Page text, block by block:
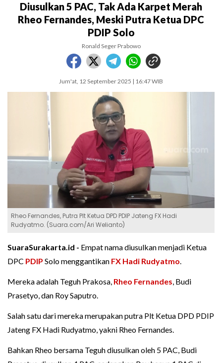
Diusulkan 5 PAC, Tak Ada Karpet Merah
Rheo Fernandes, Meski Putra Ketua DPC
PDIP Solo
Ronald Seger Prabowo
Jum'at, 12 September 2025 | 16:47 WIB
Rheo Fernandes, Putra Plt Ketua DPD PDIP Jateng FX Hadi
Rudyatmo. (Suara.com/Ari Welianto)
SuaraSurakarta.id - Empat nama diusulkan menjadi Ketua
DPC PDIP Solo menggantikan FX Hadi Rudyatmo.
Mereka adalah Teguh Prakosa, Rheo Fernandes, Budi
Prasetyo, dan Roy Saputro.
Salah satu dari mereka merupakan putra Plt Ketua DPD PDIP
Jateng FX Hadi Rudyatmo, yakni Rheo Fernandes.
Bahkan Rheo bersama Teguh diusulkan oleh 5 PAC, Budi